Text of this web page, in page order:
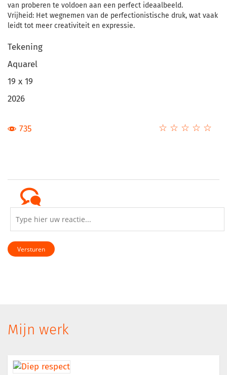
van proberen te voldoen aan een perfect ideaalbeeld.
Vrijheid: Het wegnemen van de perfectionistische druk, wat vaak
leidt tot meer creativiteit en expressie.
Tekening
Aquarel
19 x 19
2026
☆ ☆ ☆ ☆ ☆
★ ★ ★ ★ ★
735
Versturen
Mijn werk